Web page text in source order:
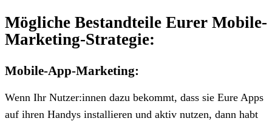
Mögliche Bestandteile Eurer Mobile-
Marketing-Strategie:
Mobile-App-Marketing:
Wenn Ihr Nutzer:innen dazu bekommt, dass sie Eure Apps
auf ihren Handys installieren und aktiv nutzen, dann habt